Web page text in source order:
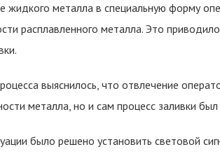
жидкого металла в специальную форму
расплавленного металла. Это
выяснилось, что отвлечение
металла, но и сам процесс заливки
было решено установить световой